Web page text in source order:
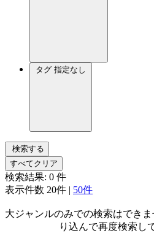
タグ 指定なし
検索する
すべてクリア
検索結果: 0 件
表示件数 20件 | 50件
大ジャンルのみでの検索はでき
り込んで再度検索し